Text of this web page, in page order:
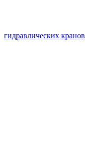
гидравлических кранов